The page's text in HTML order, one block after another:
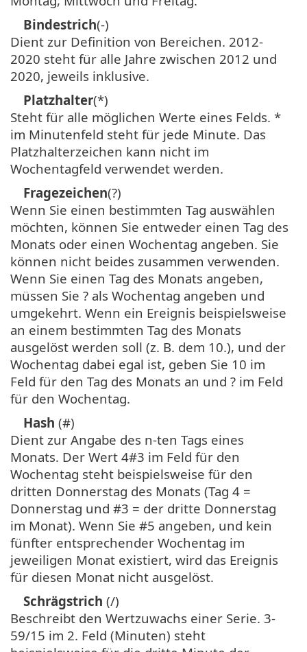
Bindestrich(-)
Dient zur Definition von Bereichen. 2012-
2020 steht für alle Jahre zwischen 2012 und
2020, jeweils inklusive.
Platzhalter(*)
Steht für alle möglichen Werte eines Felds. *
im Minutenfeld steht für jede Minute. Das
Platzhalterzeichen kann nicht im
Wochentagfeld verwendet werden.
Fragezeichen(?)
Wenn Sie einen bestimmten Tag auswählen
möchten, können Sie entweder einen Tag des
Monats oder einen Wochentag angeben. Sie
können nicht beides zusammen verwenden.
Wenn Sie einen Tag des Monats angeben,
müssen Sie ? als Wochentag angeben und
umgekehrt. Wenn ein Ereignis beispielsweise
an einem bestimmten Tag des Monats
ausgelöst werden soll (z. B. dem 10.), und der
Wochentag dabei egal ist, geben Sie 10 im
Feld für den Tag des Monats an und ? im Feld
für den Wochentag.
Hash (#)
Dient zur Angabe des n-ten Tags eines
Monats. Der Wert 4#3 im Feld für den
Wochentag steht beispielsweise für den
dritten Donnerstag des Monats (Tag 4 =
Donnerstag und #3 = der dritte Donnerstag
im Monat). Wenn Sie #5 angeben, und kein
fünfter entsprechender Wochentag im
jeweiligen Monat existiert, wird das Ereignis
für diesen Monat nicht ausgelöst.
Schrägstrich (/)
Beschreibt den Wertzuwachs einer Serie. 3-
59/15 im 2. Feld (Minuten) steht